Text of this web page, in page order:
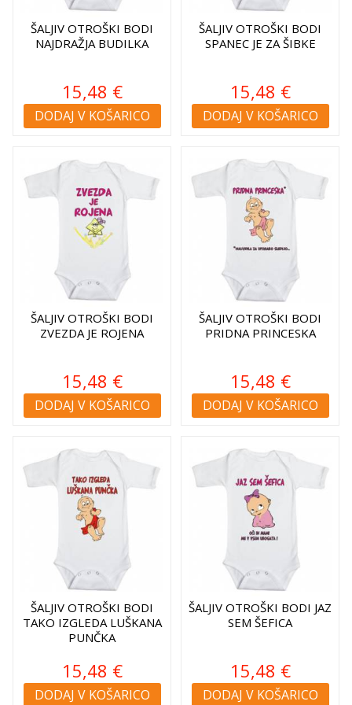
ŠALJIV OTROŠKI BODI
NAJDRAŽJA BUDILKA
15,48 €
DODAJ V KOŠARICO
ŠALJIV OTROŠKI BODI
SPANEC JE ZA ŠIBKE
15,48 €
DODAJ V KOŠARICO
ŠALJIV OTROŠKI BODI
ZVEZDA JE ROJENA
15,48 €
DODAJ V KOŠARICO
ŠALJIV OTROŠKI BODI
PRIDNA PRINCESKA
15,48 €
DODAJ V KOŠARICO
ŠALJIV OTROŠKI BODI
TAKO IZGLEDA LUŠKANA
PUNČKA
15,48 €
DODAJ V KOŠARICO
ŠALJIV OTROŠKI BODI JAZ
SEM ŠEFICA
15,48 €
DODAJ V KOŠARICO